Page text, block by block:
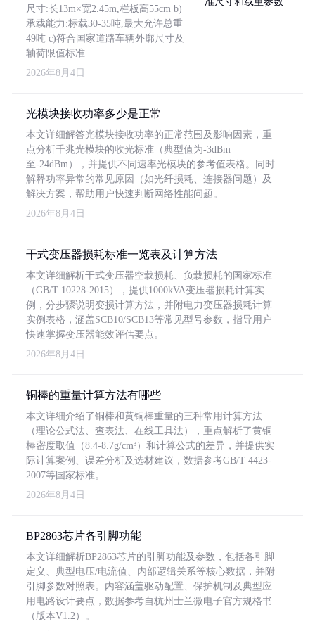
尺寸:长13m×宽2.45m,栏板高55cm b)
承载能力:标载30-35吨,最大允许总重
49吨 c)符合国家道路车辆外廓尺寸及
轴荷限值标准
2026年8月4日
光模块接收功率多少是正常
本文详细解答光模块接收功率的正常范围及影响因素，重
点分析千兆光模块的收光标准（典型值为-3dBm
至-24dBm），并提供不同速率光模块的参考值表格。同时
解释功率异常的常见原因（如光纤损耗、连接器问题）及
解决方案，帮助用户快速判断网络性能问题。
2026年8月4日
干式变压器损耗标准一览表及计算方法
本文详细解析干式变压器空载损耗、负载损耗的国家标准
（GB/T 10228-2015），提供1000kVA变压器损耗计算实
例，分步骤说明变损计算方法，并附电力变压器损耗计算
实例表格，涵盖SCB10/SCB13等常见型号参数，指导用户
快速掌握变压器能效评估要点。
2026年8月4日
铜棒的重量计算方法有哪些
本文详细介绍了铜棒和黄铜棒重量的三种常用计算方法
（理论公式法、查表法、在线工具法），重点解析了黄铜
棒密度取值（8.4-8.7g/cm³）和计算公式的差异，并提供实
际计算案例、误差分析及选材建议，数据参考GB/T 4423-
2007等国家标准。
2026年8月4日
BP2863芯片各引脚功能
本文详细解析BP2863芯片的引脚功能及参数，包括各引脚
定义、典型电压/电流值、内部逻辑关系等核心数据，并附
引脚参数对照表。内容涵盖驱动配置、保护机制及典型应
用电路设计要点，数据参考自杭州士兰微电子官方规格书
（版本V1.2）。